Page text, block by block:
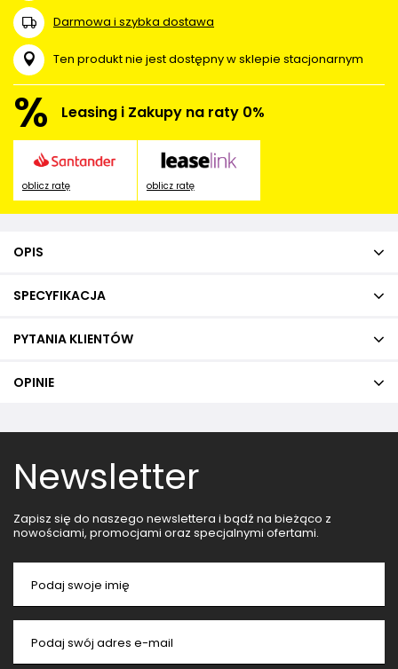
Darmowa i szybka dostawa
Ten produkt nie jest dostępny w sklepie stacjonarnym
% Leasing i Zakupy na raty 0%
oblicz ratę oblicz ratę
OPIS
SPECYFIKACJA
PYTANIA KLIENTÓW
OPINIE
Newsletter
Zapisz się do naszego newslettera i bądź na bieżąco z
nowościami, promocjami oraz specjalnymi ofertami.
Podaj swoje imię
Podaj swój adres e-mail